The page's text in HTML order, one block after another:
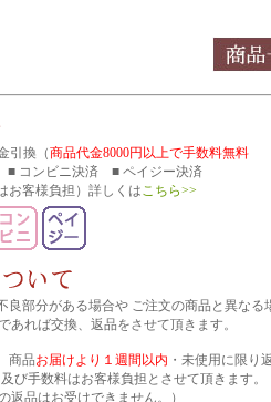
引換（商品代金8000円以上で手数料無料
■ コンビニ決済 ■ ペイジー決済
お客様負担）詳しくはこちら>>
良部分がある場合や ご注文の商品と異なる
あれば交換、返品をさせて頂きます。
商品お届けより１週間以内 ・未使用に限り
び手数料はお客様負担とさせて頂きます。
返品はお受けできません。）